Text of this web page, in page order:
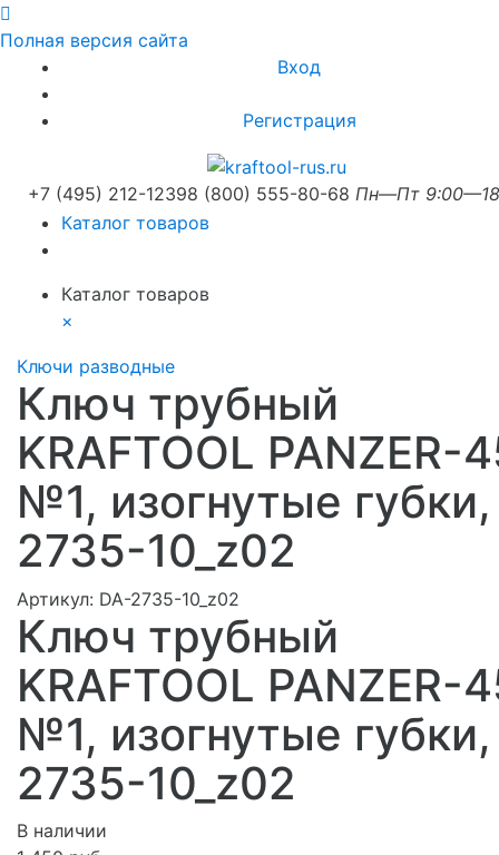
Полная версия сайта
Вход
Регистрация
+7 (495) 212-12398 (800) 555-80-68 Пн—Пт
Каталог товаров
Каталог товаров
×
Ключи разводные
Ключ трубный
KRAFTOOL PANZER-
№1, изогнутые губки,
2735-10_z02
Артикул: DA-2735-10_z02
Ключ трубный
KRAFTOOL PANZER-
№1, изогнутые губки,
2735-10_z02
В наличии